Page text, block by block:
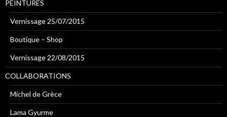
PEINTURES
Vernissage 25/07/2015
Boutique – Shop
Vernissage 22/08/2015
COLLABORATIONS
Michel de Grèce
Lama Gyurme